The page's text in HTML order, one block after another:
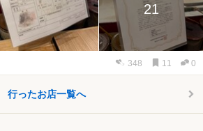
21
348 11 0
行ったお店一覧へ